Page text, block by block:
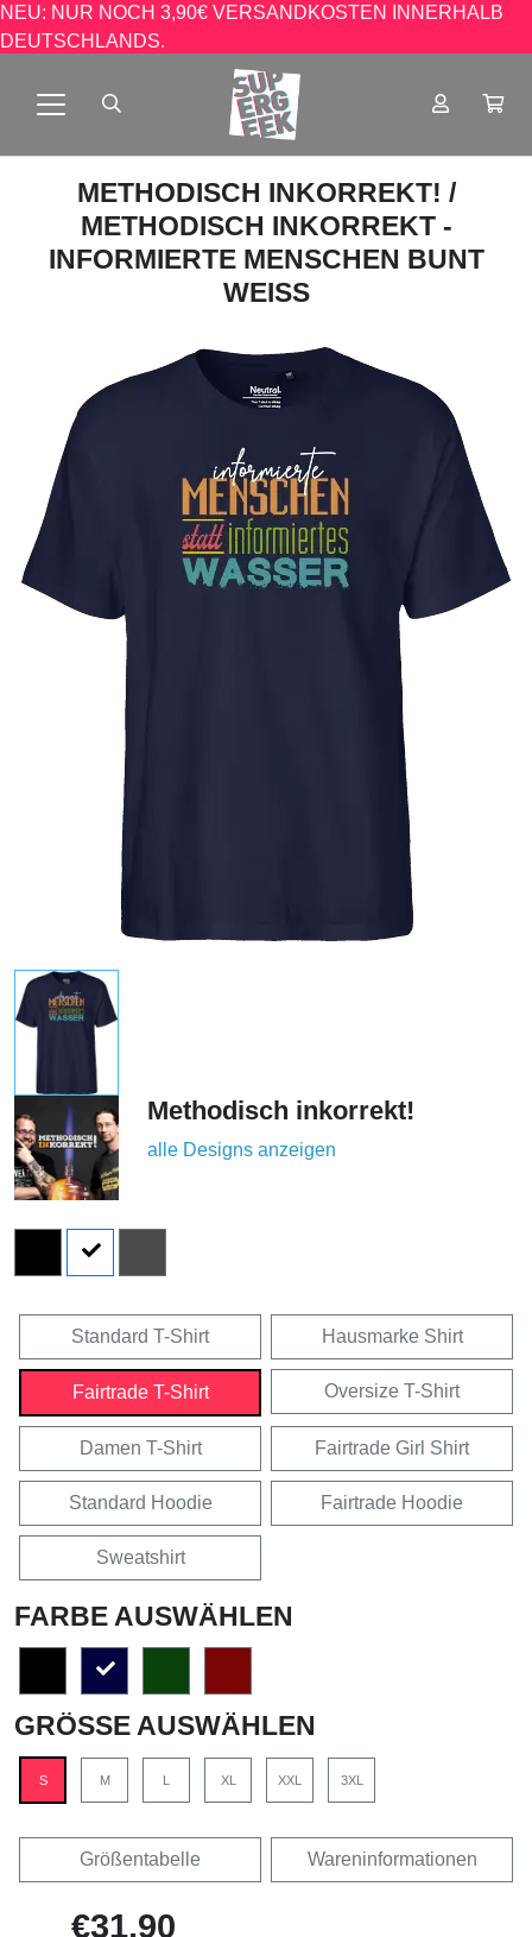
NEU: NUR NOCH 3,90€ VERSANDKOSTEN INNERHALB
DEUTSCHLANDS.
METHODISCH INKORREKT! /
METHODISCH INKORREKT -
INFORMIERTE MENSCHEN BUNT
WEISS
Methodisch inkorrekt!
alle Designs anzeigen
Standard T-Shirt Hausmarke Shirt
Fairtrade T-Shirt Oversize T-Shirt
Damen T-Shirt Fairtrade Girl Shirt
Standard Hoodie Fairtrade Hoodie
Sweatshirt
FARBE AUSWÄHLEN
GRÖSSE AUSWÄHLEN
S M XL XXL 3XL
Größentabelle Wareninformationen
€31,90